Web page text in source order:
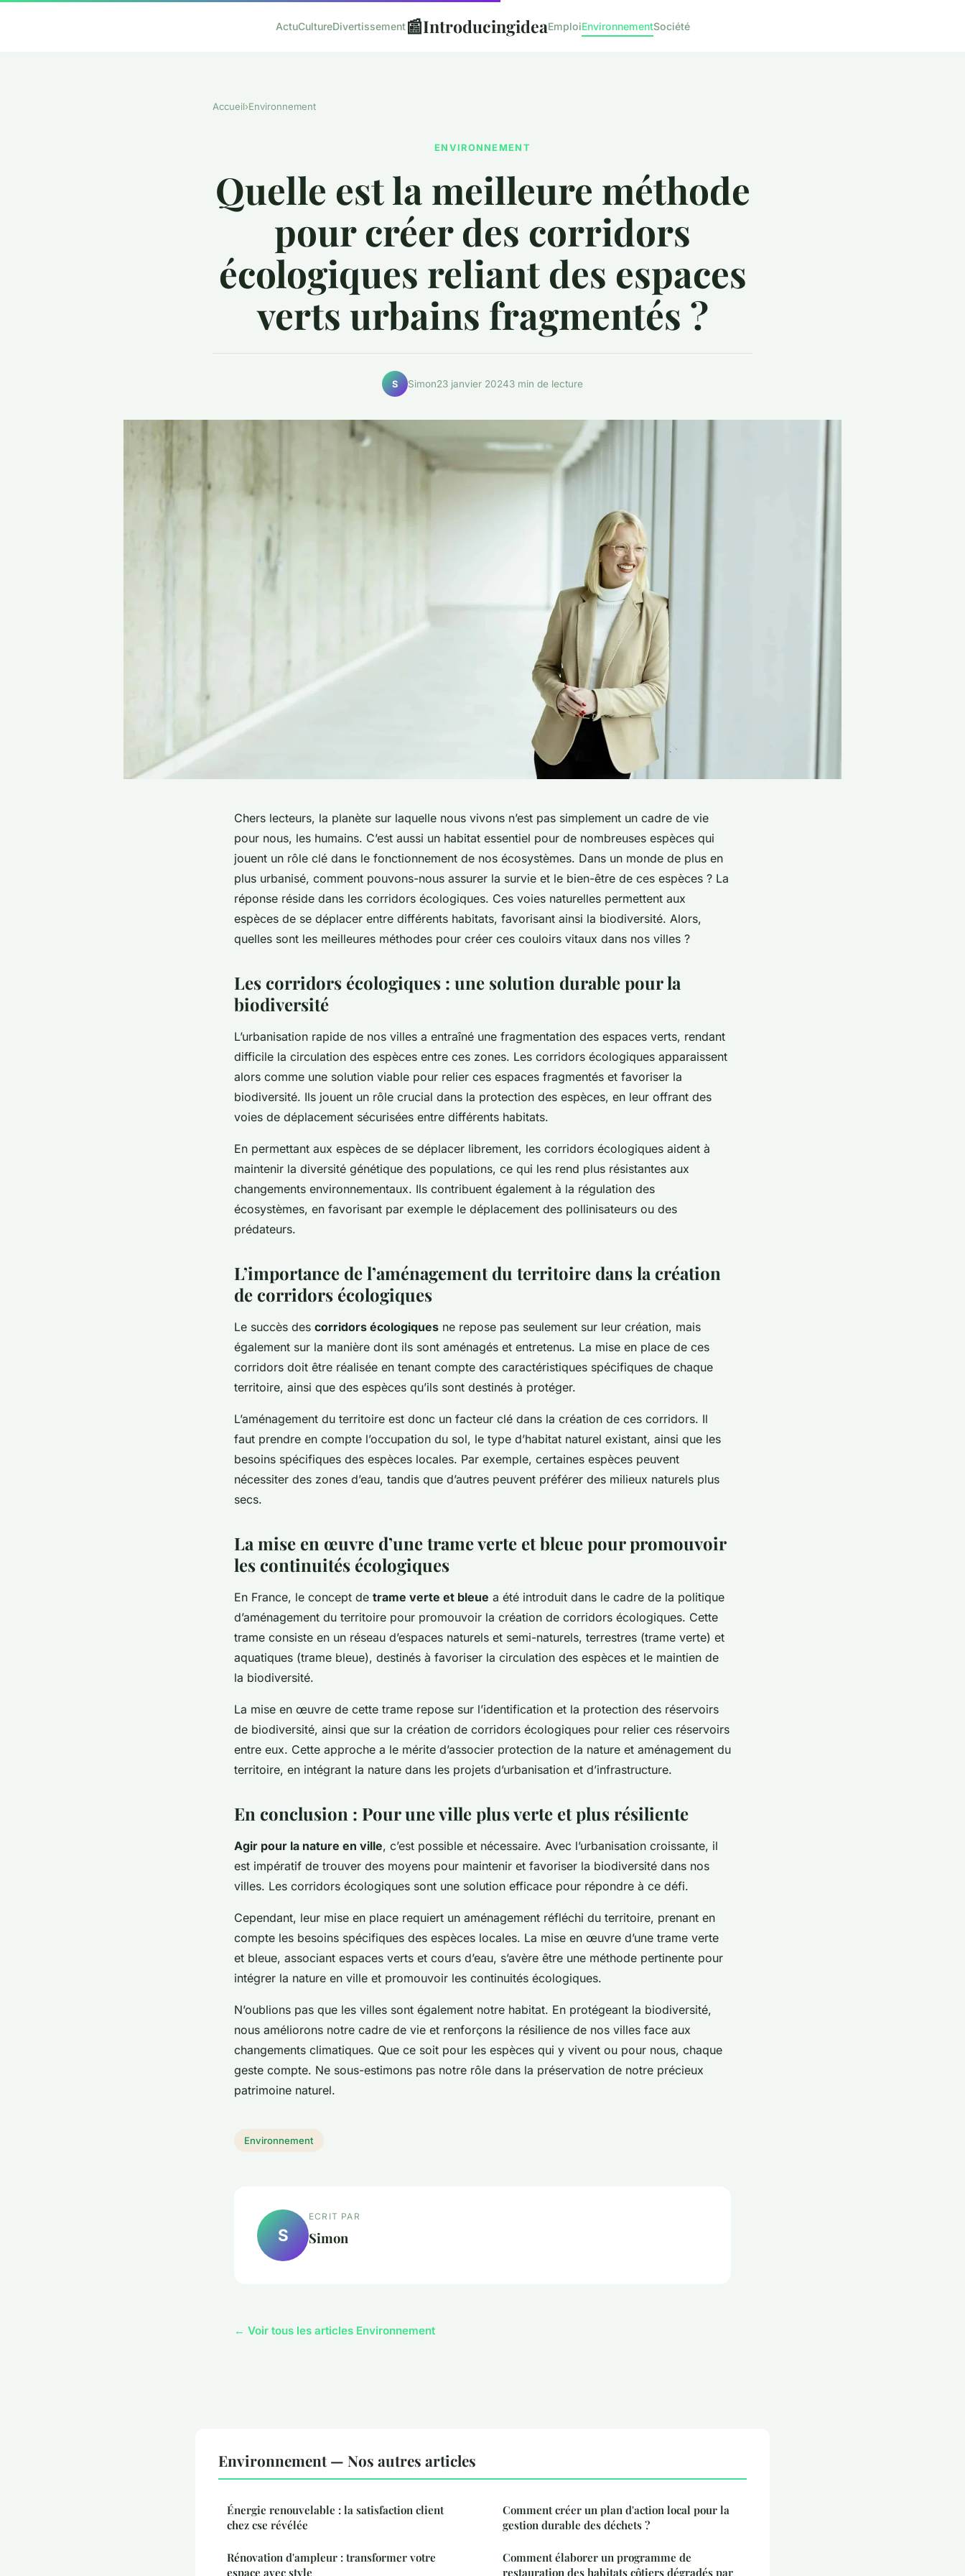
ActuCultureDivertissement📰IntroducingideaEmploiEnvironnementSociété
Accueil›Environnement
ENVIRONNEMENT
Quelle est la meilleure méthode
pour créer des corridors
écologiques reliant des espaces
verts urbains fragmentés ?
S Simon23 janvier 20243 min de lecture
Chers lecteurs, la planète sur laquelle nous vivons n’est pas simplement un cadre de vie
pour nous, les humains. C’est aussi un habitat essentiel pour de nombreuses espèces qui
jouent un rôle clé dans le fonctionnement de nos écosystèmes. Dans un monde de plus en
plus urbanisé, comment pouvons-nous assurer la survie et le bien-être de ces espèces ? La
réponse réside dans les corridors écologiques. Ces voies naturelles permettent aux
espèces de se déplacer entre différents habitats, favorisant ainsi la biodiversité. Alors,
quelles sont les meilleures méthodes pour créer ces couloirs vitaux dans nos villes ?
Les corridors écologiques : une solution durable pour la
biodiversité
L’urbanisation rapide de nos villes a entraîné une fragmentation des espaces verts, rendant
difficile la circulation des espèces entre ces zones. Les corridors écologiques apparaissent
alors comme une solution viable pour relier ces espaces fragmentés et favoriser la
biodiversité. Ils jouent un rôle crucial dans la protection des espèces, en leur offrant des
voies de déplacement sécurisées entre différents habitats.
En permettant aux espèces de se déplacer librement, les corridors écologiques aident à
maintenir la diversité génétique des populations, ce qui les rend plus résistantes aux
changements environnementaux. Ils contribuent également à la régulation des
écosystèmes, en favorisant par exemple le déplacement des pollinisateurs ou des
prédateurs.
L’importance de l’aménagement du territoire dans la création
de corridors écologiques
Le succès des corridors écologiques ne repose pas seulement sur leur création, mais
également sur la manière dont ils sont aménagés et entretenus. La mise en place de ces
corridors doit être réalisée en tenant compte des caractéristiques spécifiques de chaque
territoire, ainsi que des espèces qu’ils sont destinés à protéger.
L’aménagement du territoire est donc un facteur clé dans la création de ces corridors. Il
faut prendre en compte l’occupation du sol, le type d’habitat naturel existant, ainsi que les
besoins spécifiques des espèces locales. Par exemple, certaines espèces peuvent
nécessiter des zones d’eau, tandis que d’autres peuvent préférer des milieux naturels plus
secs.
La mise en œuvre d’une trame verte et bleue pour promouvoir
les continuités écologiques
En France, le concept de trame verte et bleue a été introduit dans le cadre de la politique
d’aménagement du territoire pour promouvoir la création de corridors écologiques. Cette
trame consiste en un réseau d’espaces naturels et semi-naturels, terrestres (trame verte) et
aquatiques (trame bleue), destinés à favoriser la circulation des espèces et le maintien de
la biodiversité.
La mise en œuvre de cette trame repose sur l’identification et la protection des réservoirs
de biodiversité, ainsi que sur la création de corridors écologiques pour relier ces réservoirs
entre eux. Cette approche a le mérite d’associer protection de la nature et aménagement du
territoire, en intégrant la nature dans les projets d’urbanisation et d’infrastructure.
En conclusion : Pour une ville plus verte et plus résiliente
Agir pour la nature en ville, c’est possible et nécessaire. Avec l’urbanisation croissante, il
est impératif de trouver des moyens pour maintenir et favoriser la biodiversité dans nos
villes. Les corridors écologiques sont une solution efficace pour répondre à ce défi.
Cependant, leur mise en place requiert un aménagement réfléchi du territoire, prenant en
compte les besoins spécifiques des espèces locales. La mise en œuvre d’une trame verte
et bleue, associant espaces verts et cours d’eau, s’avère être une méthode pertinente pour
intégrer la nature en ville et promouvoir les continuités écologiques.
N’oublions pas que les villes sont également notre habitat. En protégeant la biodiversité,
nous améliorons notre cadre de vie et renforçons la résilience de nos villes face aux
changements climatiques. Que ce soit pour les espèces qui y vivent ou pour nous, chaque
geste compte. Ne sous-estimons pas notre rôle dans la préservation de notre précieux
patrimoine naturel.
Environnement
S
ECRIT PAR
Simon
← Voir tous les articles Environnement
Environnement — Nos autres articles
Énergie renouvelable : la satisfaction client
chez cse révélée
Rénovation d'ampleur : transformer votre
espace avec style
Comment créer un plan d'action local pour la
gestion durable des déchets ?
Comment élaborer un programme de
restauration des habitats côtiers dégradés par